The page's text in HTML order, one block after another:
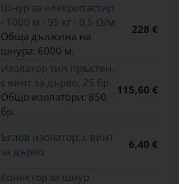
Шнур за елекропастир
- 1000 м - 95 кг - 0,5 Ω/м
Обща дължина на
шнура: 6000 м.
228 €
Изолатор тип пръстен,
с винт за дърво, 25 бр.
Общо изолатори: 850
бр.
115,60 €
Ъглов изолатор, с винт
за дърво
6,40 €
Конектор за шнур